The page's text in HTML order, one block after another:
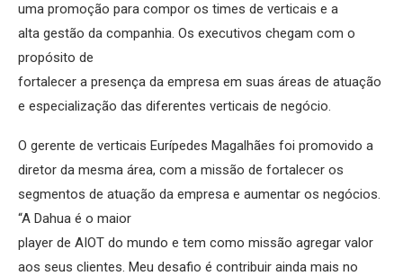
uma promoção para compor os times de verticais e a
alta gestão da companhia. Os executivos chegam com o
propósito de
fortalecer a presença da empresa em suas áreas de atuação
e especialização das diferentes verticais de negócio.
O gerente de verticais Eurípedes Magalhães foi promovido a
diretor da mesma área, com a missão de fortalecer os
segmentos de atuação da empresa e aumentar os negócios.
“A Dahua é o maior
player de AIOT do mundo e tem como missão agregar valor
aos seus clientes. Meu desafio é contribuir ainda mais no